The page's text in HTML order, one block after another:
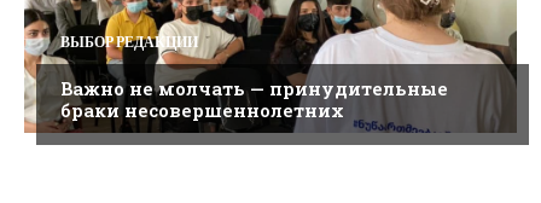
ВЫБОР РЕДАКЦИИ
Важно не молчать — принудительные
браки несовершеннолетних